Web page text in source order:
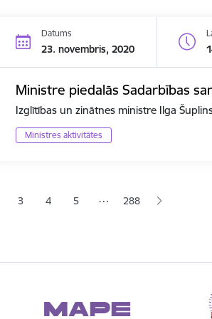
Datums
23. novembris, 2020
Ministre piedalās Sadarbības
Izglītības un zinātnes ministre Ilga
Ministres aktivitātes
lapaLapa
3 Lapa
4 Lapa
5 … 288